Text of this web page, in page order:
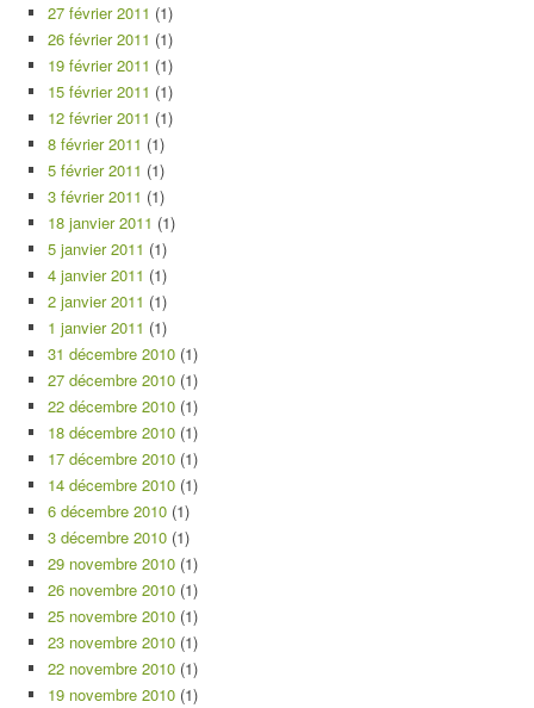
27 février 2011 (1)
26 février 2011 (1)
19 février 2011 (1)
15 février 2011 (1)
12 février 2011 (1)
8 février 2011 (1)
5 février 2011 (1)
3 février 2011 (1)
18 janvier 2011 (1)
5 janvier 2011 (1)
4 janvier 2011 (1)
2 janvier 2011 (1)
1 janvier 2011 (1)
31 décembre 2010 (1)
27 décembre 2010 (1)
22 décembre 2010 (1)
18 décembre 2010 (1)
17 décembre 2010 (1)
14 décembre 2010 (1)
6 décembre 2010 (1)
3 décembre 2010 (1)
29 novembre 2010 (1)
26 novembre 2010 (1)
25 novembre 2010 (1)
23 novembre 2010 (1)
22 novembre 2010 (1)
19 novembre 2010 (1)